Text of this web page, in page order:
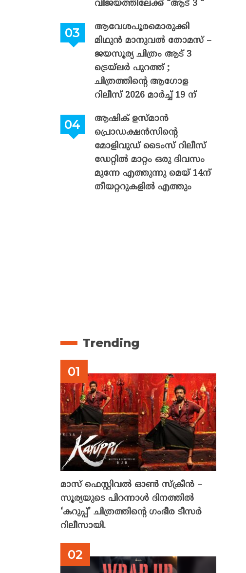
വിജയത്തിലേക്ക് “ആട് 3 “
ആവേശപൂരമൊരുക്കി
മിഥുൻ മാനുവൽ തോമസ് –
ജയസൂര്യ ചിത്രം ആട് 3
ട്രെയ്‌ലർ പുറത്ത് ;
ചിത്രത്തിന്റെ ആഗോള
റിലീസ് 2026 മാർച്ച് 19 ന്
ആഷിക് ഉസ്മാൻ
പ്രൊഡക്ഷൻസിന്റെ
മോളിവുഡ് ടൈംസ് റിലീസ്
ഡേറ്റിൽ മാറ്റം ഒരു ദിവസം
മുന്നേ എത്തുന്നു മെയ് 14ന്
തീയറ്ററുകളിൽ എത്തും
Trending
മാസ് ഫെസ്റ്റിവൽ ഓൺ സ്‌ക്രീൻ –
സൂര്യയുടെ പിറന്നാൾ ദിനത്തിൽ
‘കറുപ്പ്’ ചിത്രത്തിന്റെ ഗംഭീര ടീസർ
റിലീസായി.